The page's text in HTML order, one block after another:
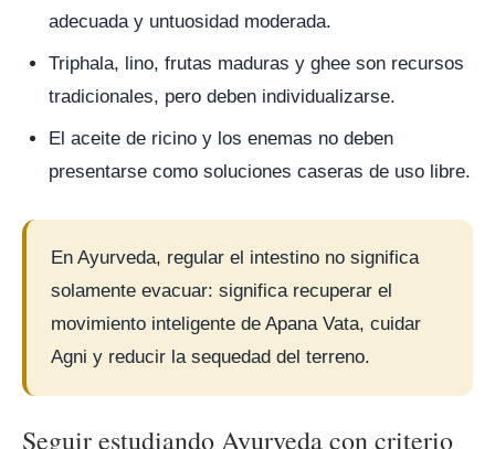
adecuada y untuosidad moderada.
Triphala, lino, frutas maduras y ghee son recursos
tradicionales, pero deben individualizarse.
El aceite de ricino y los enemas no deben
presentarse como soluciones caseras de uso libre.
En Ayurveda, regular el intestino no significa
solamente evacuar: significa recuperar el
movimiento inteligente de Apana Vata, cuidar
Agni y reducir la sequedad del terreno.
Seguir estudiando Ayurveda con criterio